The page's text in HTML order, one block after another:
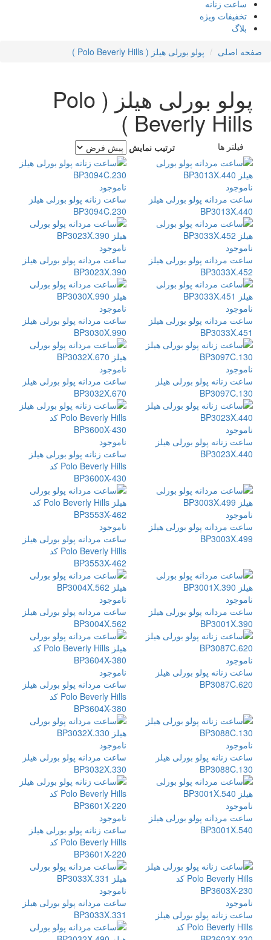
ساعت زنانه
تخفیفات ویژه
بلاگ
صفحه اصلی
پولو بورلی هیلز ( Polo Beverly Hills )
پولو بورلی هیلز ( Polo
Beverly Hills )
فیلتر ها ترتیب نمایش
ناموجود
ساعت مردانه پولو بورلی هیلز
BP3013X.440
ناموجود
ساعت زنانه پولو بورلی هیلز
BP3094C.230
ناموجود
ساعت مردانه پولو بورلی هیلز
BP3033X.452
ناموجود
ساعت مردانه پولو بورلی هیلز
BP3023X.390
ناموجود
ساعت مردانه پولو بورلی هیلز
BP3033X.451
ناموجود
ساعت مردانه پولو بورلی هیلز
BP3030X.990
ناموجود
ساعت زنانه پولو بورلی هیلز
BP3097C.130
ناموجود
ساعت مردانه پولو بورلی هیلز
BP3032X.670
ناموجود
ساعت زنانه پولو بورلی هیلز
BP3023X.440
ناموجود
ساعت زنانه پولو بورلی هیلز
Polo Beverly Hills کد
BP3600X-430
ناموجود
ساعت مردانه پولو بورلی هیلز
BP3003X.499
ناموجود
ساعت مردانه پولو بورلی هیلز
Polo Beverly Hills کد
BP3553X-462
ناموجود
ساعت مردانه پولو بورلی هیلز
BP3001X.390
ناموجود
ساعت مردانه پولو بورلی هیلز
BP3004X.562
ناموجود
ساعت زنانه پولو بورلی هیلز
BP3087C.620
ناموجود
ساعت مردانه پولو بورلی هیلز
Polo Beverly Hills کد
BP3604X-380
ناموجود
ساعت زنانه پولو بورلی هیلز
BP3088C.130
ناموجود
ساعت مردانه پولو بورلی هیلز
BP3032X.330
ناموجود
ساعت مردانه پولو بورلی هیلز
BP3001X.540
ناموجود
ساعت زنانه پولو بورلی هیلز
Polo Beverly Hills کد
BP3601X-220
ناموجود
ساعت زنانه پولو بورلی هیلز
Polo Beverly Hills کد
ناموجود
ساعت مردانه پولو بورلی هیلز
BP3033X.331